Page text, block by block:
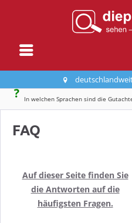
In welchen Sprachen sind die
FAQ
Auf dieser Seite finden Sie
die Antworten auf die
häufigsten Fragen.